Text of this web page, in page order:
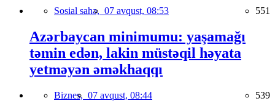
Sosial sahə, 07 avqust, 08:53 551
Azərbaycan minimumu: yaşamağı
təmin edən, lakin müstəqil həyata
yetməyən əməkhaqqı
Biznes, 07 avqust, 08:44 539